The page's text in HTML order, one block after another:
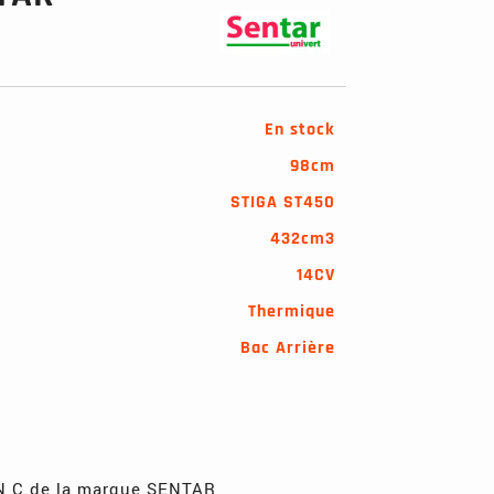
En stock
98cm
STIGA ST45O
432cm3
14CV
Thermique
Bac Arrière
de la marque SENTAR